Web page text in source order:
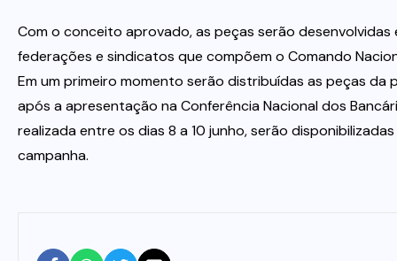
Com o conceito aprovado, as peças serão desenvolvidas
federações e sindicatos que compõem o Comando
Em um primeiro momento serão distribuídas as peças da
após a apresentação na Conferência Nacional dos
realizada entre os dias 8 a 10 junho, serão
campanha.